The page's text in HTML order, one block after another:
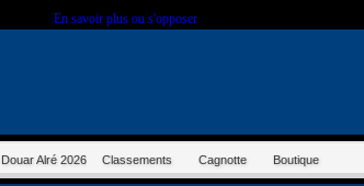
En savoir plus ou s'opposer.
Douar Alré 2026 Classements Cagnotte Boutique